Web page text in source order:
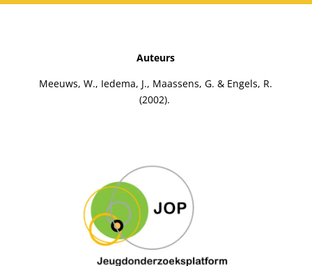
Auteurs
Meeuws, W., Iedema, J., Maassens, G. & Engels, R.
(2002).